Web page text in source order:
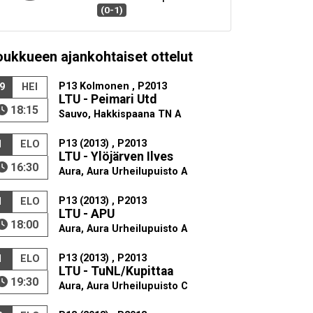
(0-1)
ajankohtaiset ottelut
HEI
18:15
P13 Kolmonen , P2013
LTU - Peimari Utd
Sauvo, Hakkispaana TN A
ELO
16:30
P13 (2013) , P2013
LTU - Ylöjärven Ilves
Aura, Aura Urheilupuisto A
ELO
18:00
P13 (2013) , P2013
LTU - APU
Aura, Aura Urheilupuisto A
ELO
19:30
P13 (2013) , P2013
LTU - TuNL/Kupittaa
Aura, Aura Urheilupuisto C